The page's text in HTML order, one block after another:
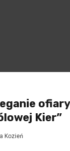
Kier”
Kozień